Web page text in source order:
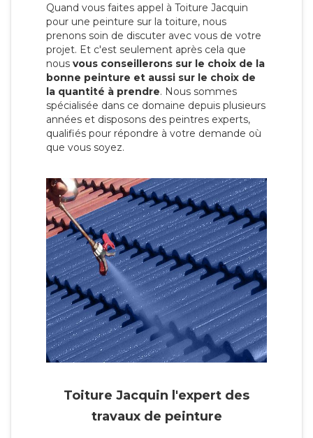
Quand vous faites appel à Toiture Jacquin
pour une peinture sur la toiture, nous
prenons soin de discuter avec vous de votre
projet. Et c'est seulement après cela que
nous vous conseillerons sur le choix de la
bonne peinture et aussi sur le choix de
la quantité à prendre. Nous sommes
spécialisée dans ce domaine depuis plusieurs
années et disposons des peintres experts,
qualifiés pour répondre à votre demande où
que vous soyez.
Toiture Jacquin l'expert des
travaux de peinture